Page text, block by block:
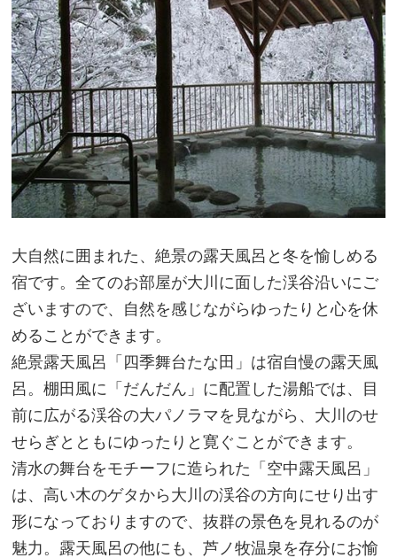
大自然に囲まれた、絶景の露天風呂と冬を愉しめる
宿です。全てのお部屋が大川に面した渓谷沿いにご
ざいますので、自然を感じながらゆったりと心を休
めることができます。
絶景露天風呂「四季舞台たな田」は宿自慢の露天風
呂。棚田風に「だんだん」に配置した湯船では、目
前に広がる渓谷の大パノラマを見ながら、大川のせ
せらぎとともにゆったりと寛ぐことができます。
清水の舞台をモチーフに造られた「空中露天風呂」
は、高い木のゲタから大川の渓谷の方向にせり出す
形になっておりますので、抜群の景色を見れるのが
魅力。露天風呂の他にも、芦ノ牧温泉を存分にお愉